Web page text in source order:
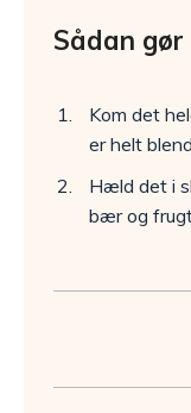
Sådan gør
Kom det
er helt
Hæld det i
bær og